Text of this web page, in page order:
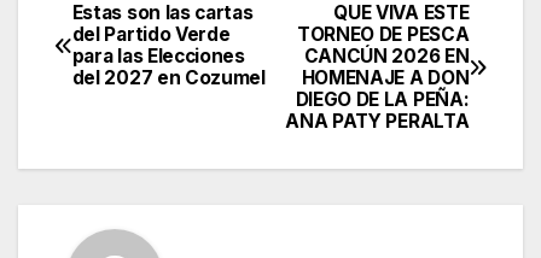
Post
navigation
QUE VIVA ESTE
TORNEO DE PESCA
CANCÚN 2026 EN
HOMENAJE A DON
DIEGO DE LA PEÑA:
ANA PATY PERALTA
Estas son las cartas
del Partido Verde
para las Elecciones
del 2027 en Cozumel